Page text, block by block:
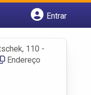
Entrar
110 -
Endereço